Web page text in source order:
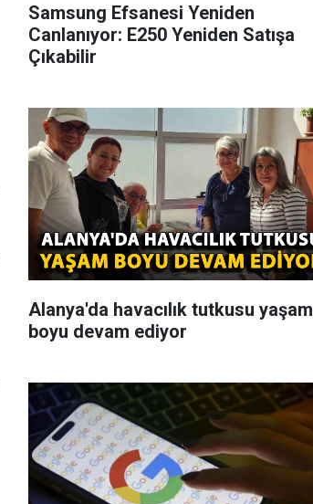
Samsung Efsanesi Yeniden
Canlanıyor: E250 Yeniden Satışa
Çıkabilir
Alanya'da havacılık tutkusu yaşam
boyu devam ediyor